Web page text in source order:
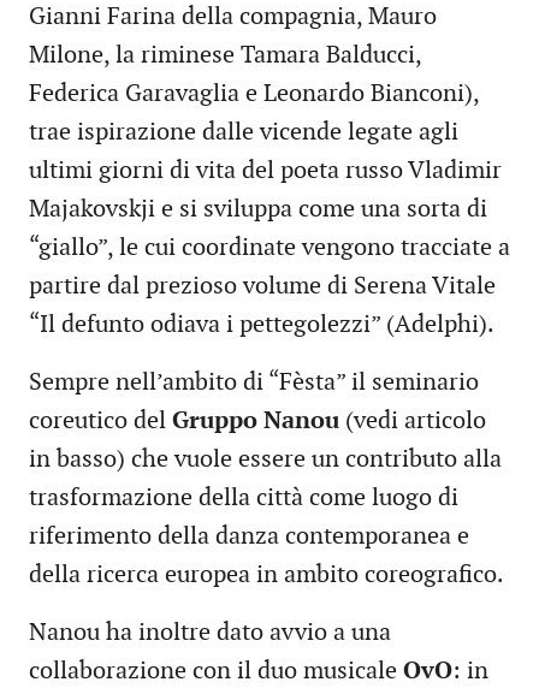
Gianni Farina della compagnia, Mauro
Milone, la riminese Tamara Balducci,
Federica Garavaglia e Leonardo Bianconi),
trae ispirazione dalle vicende legate agli
ultimi giorni di vita del poeta russo Vladimir
Majakovskji e si sviluppa come una sorta di
“giallo”, le cui coordinate vengono tracciate a
partire dal prezioso volume di Serena Vitale
“Il defunto odiava i pettegolezzi” (Adelphi).
Sempre nell’ambito di “Fèsta” il seminario
coreutico del Gruppo Nanou (vedi articolo
in basso) che vuole essere un contributo alla
trasformazione della città come luogo di
riferimento della danza contemporanea e
della ricerca europea in ambito coreografico.
Nanou ha inoltre dato avvio a una
collaborazione con il duo musicale OvO: in